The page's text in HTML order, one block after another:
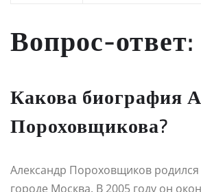
Вопрос-ответ:
Какова биография
Пороховщикова?
Александр Пороховщиков родился
городе Москва. В 2005 году он